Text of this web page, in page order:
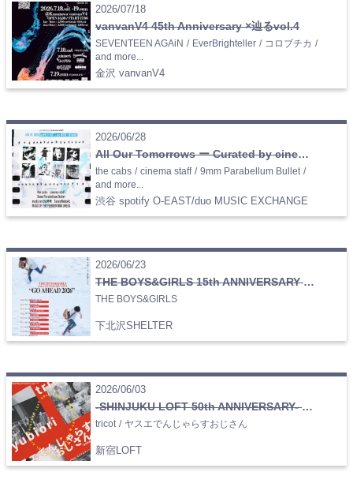
2026/07/18
vanvanV4 45th Anniversary ×辿るvol.4
SEVENTEEN AGAiN / EverBrighteller / コロブチカ /
and more...
金沢 vanvanV4
2026/06/28
All Our Tomorrows ー Curated by cinema staff
the cabs / cinema staff / 9mm Parabellum Bullet /
and more...
渋谷 spotify O-EAST/duo MUSIC EXCHANGE
2026/06/23
THE BOYS&GIRLS 15th ANNIVERSARY TOUR 《GO AHEAD 2026》
THE BOYS&GIRLS
下北沢SHELTER
2026/06/03
-SHINJUKU LOFT 50th ANNIVERSARY- LOFT & SHELTER presents POOL SIDE
tricot / ヤスエでんじゃらすおじさん
新宿LOFT